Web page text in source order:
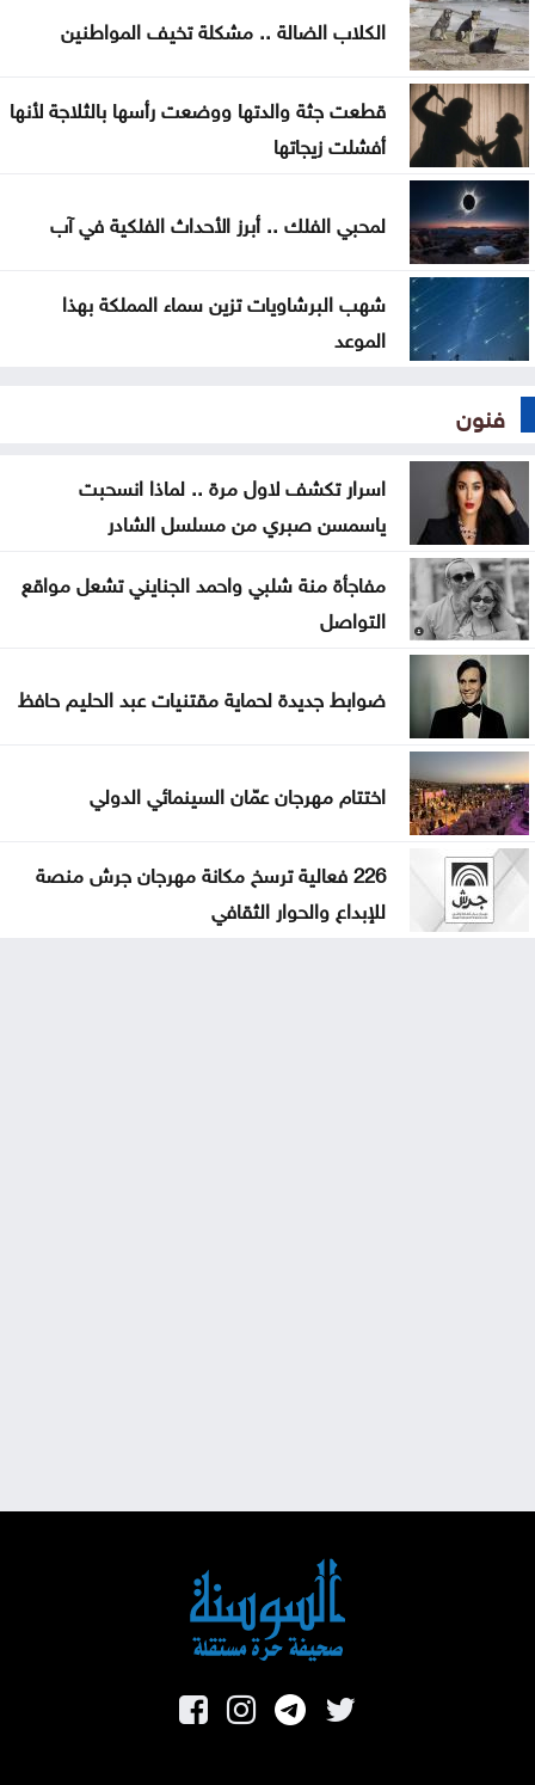
الكلاب الضالة .. مشكلة تخيف المواطنين
قطعت جثة والدتها ووضعت رأسها بالثلاجة لأنها
أفشلت زيجاتها
لمحبي الفلك .. أبرز الأحداث الفلكية في آب
شهب البرشاويات تزين سماء المملكة بهذا
الموعد
فنون
اسرار تكشف لاول مرة .. لماذا انسحبت
ياسمسن صبري من مسلسل الشادر
مفاجأة منة شلبي واحمد الجنايني تشعل مواقع
التواصل
ضوابط جديدة لحماية مقتنيات عبد الحليم حافظ
اختتام مهرجان عمّان السينمائي الدولي
226 فعالية ترسخ مكانة مهرجان جرش منصة
للإبداع والحوار الثقافي